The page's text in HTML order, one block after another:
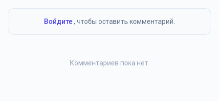
Войдите, чтобы оставить комментарий.
Комментариев пока нет.